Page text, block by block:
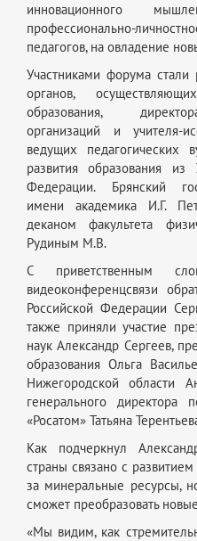
инновационного
профессионально-
педагогов, на овладение
Участниками форума стали
органов,
образования,
организаций и учителя-
ведущих педагогических
развития образования из
Федерации. Брянский
имени академика И.Г.
деканом факультета
Рудиным М.В.
С приветственным
видеоконференцсвязи
Российской Федерации
также приняли участие
наук Александр Сергеев,
образования Ольга
Нижегородской области
генерального директора
«Росатом» Татьяна
Как подчеркнул
страны связано с
за минеральные ресурсы,
сможет преобразовать
«Мы видим, как